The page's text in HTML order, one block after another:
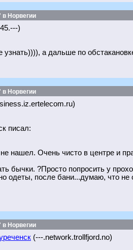
Норвегии
)
узнать)))), а дальше по
Норвегии
писал:
нашел. Очень чисто в центре и
бычки. ?Просто попросить у
одеты, после бани...думаю, что не
Норвегии
(---.network.trollfjord.no)